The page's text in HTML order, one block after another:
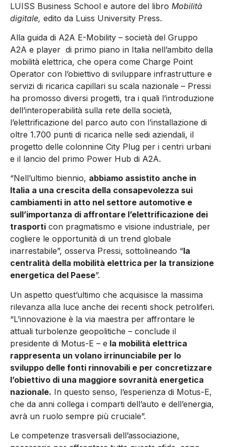
LUISS Business School e autore del libro Mobilità
digitale, edito da Luiss University Press.
Alla guida di A2A E-Mobility – società del Gruppo
A2A e player di primo piano in Italia nell’ambito della
mobilità elettrica, che opera come Charge Point
Operator con l’obiettivo di sviluppare infrastrutture e
servizi di ricarica capillari su scala nazionale – Pressi
ha promosso diversi progetti, tra i quali l’introduzione
dell’interoperabilità sulla rete della società,
l’elettrificazione del parco auto con l’installazione di
oltre 1.700 punti di ricarica nelle sedi aziendali, il
progetto delle colonnine City Plug per i centri urbani
e il lancio del primo Power Hub di A2A.
“Nell’ultimo biennio, abbiamo assistito anche in
Italia a una crescita della consapevolezza sui
cambiamenti in atto nel settore automotive e
sull’importanza di affrontare l’elettrificazione dei
trasporti con pragmatismo e visione industriale, per
cogliere le opportunità di un trend globale
inarrestabile”, osserva Pressi, sottolineando “la
centralità della mobilità elettrica per la transizione
energetica del Paese”.
Un aspetto quest’ultimo che acquisisce la massima
rilevanza alla luce anche dei recenti shock petroliferi.
“L’innovazione è la via maestra per affrontare le
attuali turbolenze geopolitiche – conclude il
presidente di Motus-E – e la mobilità elettrica
rappresenta un volano irrinunciabile per lo
sviluppo delle fonti rinnovabili e per concretizzare
l’obiettivo di una maggiore sovranità energetica
nazionale. In questo senso, l’esperienza di Motus-E,
che da anni collega i comparti dell’auto e dell’energia,
avrà un ruolo sempre più cruciale”.
Le competenze trasversali dell’associazione,